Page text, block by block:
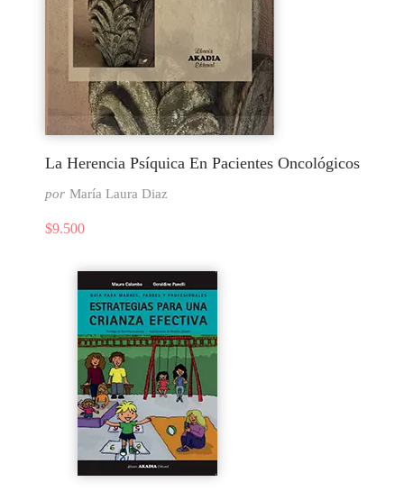
La Herencia Psíquica En Pacientes Oncológicos
por María Laura Diaz
$9.500